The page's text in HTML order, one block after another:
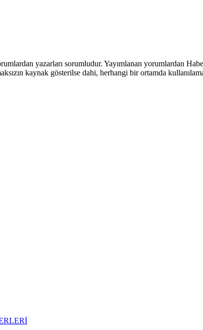
yazarları sorumludur. Yayımlanan yorumlardan
kaynak gösterilse dahi, herhangi bir ortamda